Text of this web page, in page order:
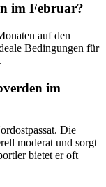
im Februar?
auf den
Bedingungen für
im
Die
moderat und sorgt
bietet er oft